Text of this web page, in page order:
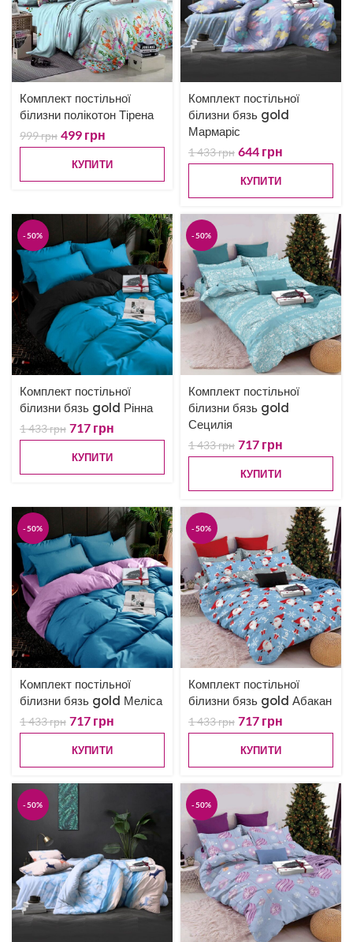
Комплект постільної
білизни полікотон Тірена
999грн 499 грн
КУПИТИ
Комплект постільної
білизни бязь gold
Мармаріс
1 433грн 644 грн
КУПИТИ
-50%
Комплект постільної
білизни бязь gold Рінна
1 433грн 717 грн
КУПИТИ
-50%
Комплект постільної
білизни бязь gold
Сецилія
1 433грн 717 грн
КУПИТИ
-50%
Комплект постільної
білизни бязь gold Меліса
1 433грн 717 грн
КУПИТИ
-50%
Комплект постільної
білизни бязь gold Абакан
1 433грн 717 грн
КУПИТИ
-50% -50%